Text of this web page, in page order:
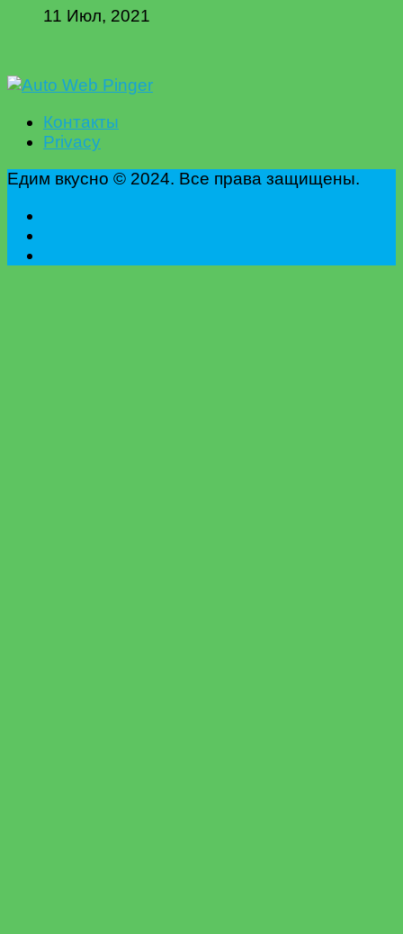
11 Июл, 2021
Контакты
Privacy
Едим вкусно © 2024. Все права защищены.